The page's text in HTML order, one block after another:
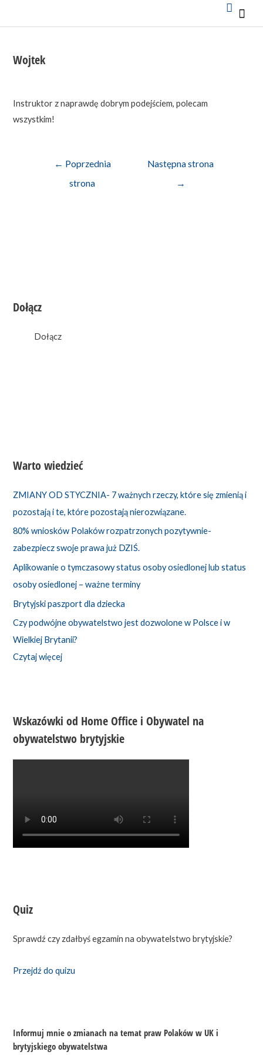
Wojtek
Instruktor z naprawdę dobrym podejściem, polecam
wszystkim!
Nawigacja
← Poprzednia
strona
Następna strona
→
Dołącz
Dołącz
Warto wiedzieć
ZMIANY OD STYCZNIA- 7 ważnych rzeczy, które się zmienią i
pozostają i te, które pozostają nierozwiązane.
80% wniosków Polaków rozpatrzonych pozytywnie-
zabezpiecz swoje prawa już DZIŚ.
Aplikowanie o tymczasowy status osoby osiedlonej lub status
osoby osiedlonej – ważne terminy
Brytyjski paszport dla dziecka
Czy podwójne obywatelstwo jest dozwolone w Polsce i w
Wielkiej Brytanii?
Czytaj więcej
Wskazówki od Home Office i Obywatel na
obywatelstwo brytyjskie
Quiz
Sprawdź czy zdałbyś egzamin na obywatelstwo brytyjskie?
Przejdź do quizu
Informuj mnie o zmianach na temat praw Polaków w UK i
brytyjskiego obywatelstwa